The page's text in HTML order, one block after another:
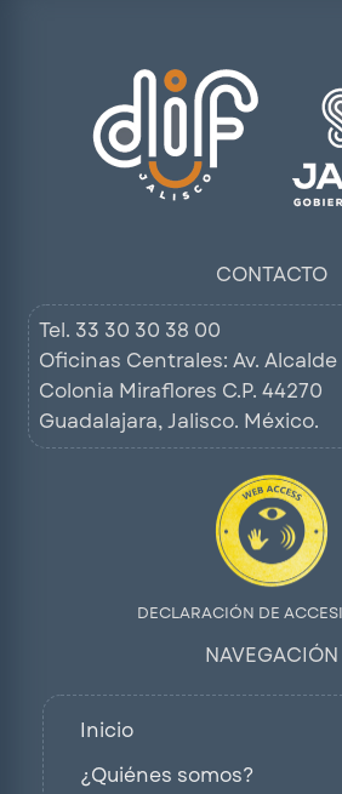
CONTACTO
Tel. 33 30 30 38 00
Oficinas Centrales: Av. Alcalde
Colonia Miraflores C.P. 44270
Guadalajara, Jalisco. México.
DECLARACIÓN DE
NAVEGACIÓN
Inicio
¿Quiénes somos?